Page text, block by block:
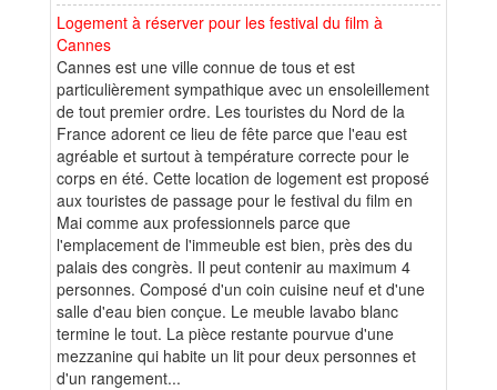
Logement à réserver pour les festival du film à
Cannes
Cannes est une ville connue de tous et est
particulièrement sympathique avec un ensoleillement
de tout premier ordre. Les touristes du Nord de la
France adorent ce lieu de fête parce que l'eau est
agréable et surtout à température correcte pour le
corps en été. Cette location de logement est proposé
aux touristes de passage pour le festival du film en
Mai comme aux professionnels parce que
l'emplacement de l'immeuble est bien, près des du
palais des congrès. Il peut contenir au maximum 4
personnes. Composé d'un coin cuisine neuf et d'une
salle d'eau bien conçue. Le meuble lavabo blanc
termine le tout. La pièce restante pourvue d'une
mezzanine qui habite un lit pour deux personnes et
d'un rangement...